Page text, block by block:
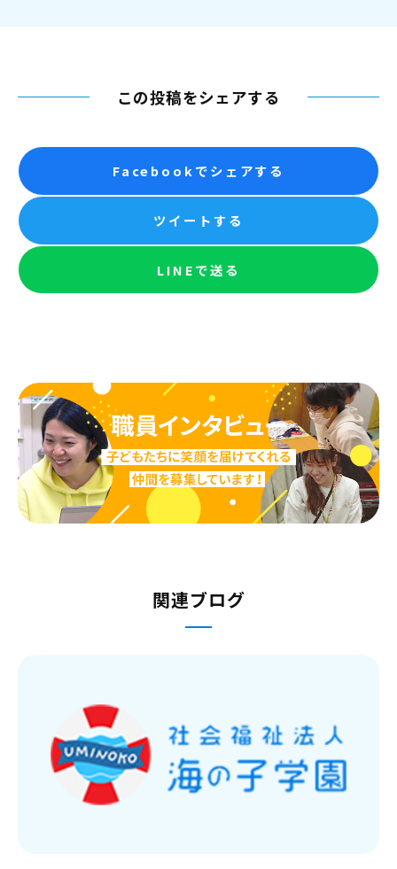
この投稿をシェアする
Facebookでシェアする
ツイートする
LINEで送る
関連ブログ